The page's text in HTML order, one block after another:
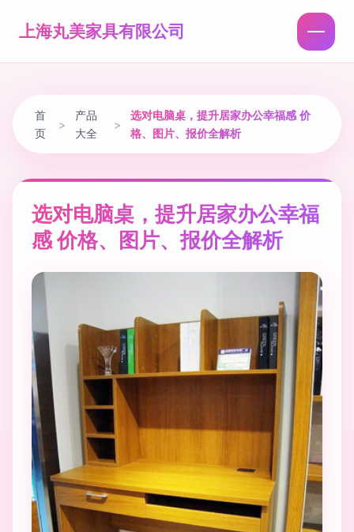
上海丸美家具有限公司
首
页
>
产品
大全
>
选对电脑桌，提升居家办公幸福感 价
格、图片、报价全解析
选对电脑桌，提升居家办公幸福
感 价格、图片、报价全解析